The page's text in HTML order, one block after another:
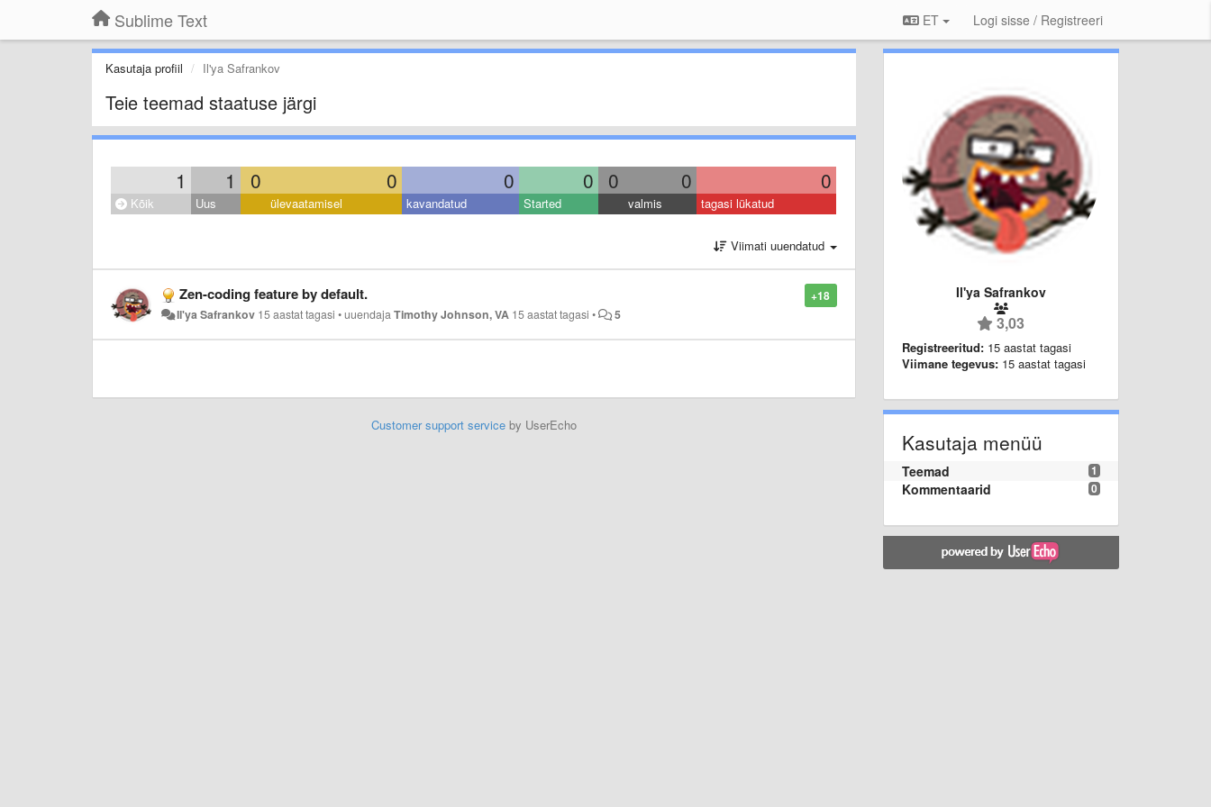
Sublime Text ET Logi sisse / Registreeri
Kasutaja profiil Il'ya Safrankov
Teie teemad staatuse järgi
1 1 0 0 0 0 0 0 0
Kõik Uus ülevaatamisel kavandatud Started valmis tagasi lükatud
Viimati uuendatud
+18
Zen-coding feature by default.
Il'ya Safrankov 15 aastat tagasi •uuendajaTimothy Johnson, VA 15 aastat tagasi • 5
Customer support serviceby UserEcho
Il'ya Safrankov
3,03
Registreeritud: 15 aastat tagasi
Viimane tegevus: 15 aastat tagasi
Kasutaja menüü
1
Teemad
0
Kommentaarid